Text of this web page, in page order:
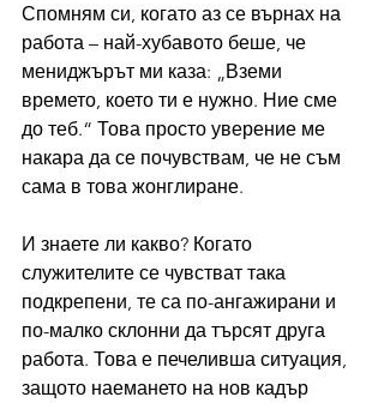
Спомням си, когато аз се върнах на
работа – най-хубавото беше, че
мениджърът ми каза: „Вземи
времето, което ти е нужно. Ние сме
до теб.“ Това просто уверение ме
накара да се почувствам, че не съм
сама в това жонглиране.
И знаете ли какво? Когато
служителите се чувстват така
подкрепени, те са по-ангажирани и
по-малко склонни да търсят друга
работа. Това е печеливша ситуация,
защото наемането на нов кадър